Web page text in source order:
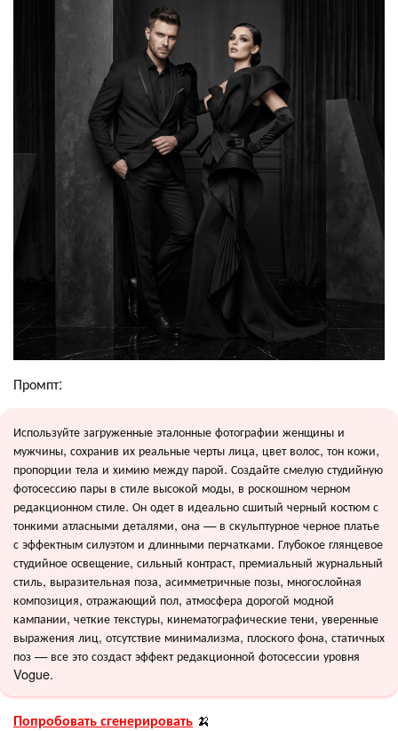
Промпт:
Используйте загруженные эталонные фотографии женщины и
мужчины, сохранив их реальные черты лица, цвет волос, тон кожи,
пропорции тела и химию между парой. Создайте смелую студийную
фотосессию пары в стиле высокой моды, в роскошном черном
редакционном стиле. Он одет в идеально сшитый черный костюм с
тонкими атласными деталями, она — в скульптурное черное платье
с эффектным силуэтом и длинными перчатками. Глубокое глянцевое
студийное освещение, сильный контраст, премиальный журнальный
стиль, выразительная поза, асимметричные позы, многослойная
композиция, отражающий пол, атмосфера дорогой модной
кампании, четкие текстуры, кинематографические тени, уверенные
выражения лиц, отсутствие минимализма, плоского фона, статичных
поз — все это создаст эффект редакционной фотосессии уровня
Vogue.
Попробовать сгенерировать 🍌